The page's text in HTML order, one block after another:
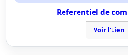
Referentiel de
Voir l'Lien